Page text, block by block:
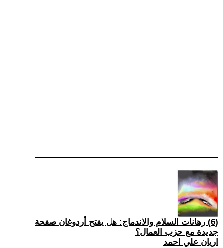
(6) رهانات السلام والاندماج: هل يفتح أردوغان صفحة
جديدة مع حزب العمال؟
اريان علي احمد